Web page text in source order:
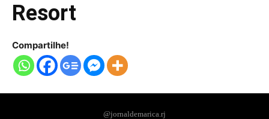
Resort
Compartilhe!
@jornaldemarica.rj